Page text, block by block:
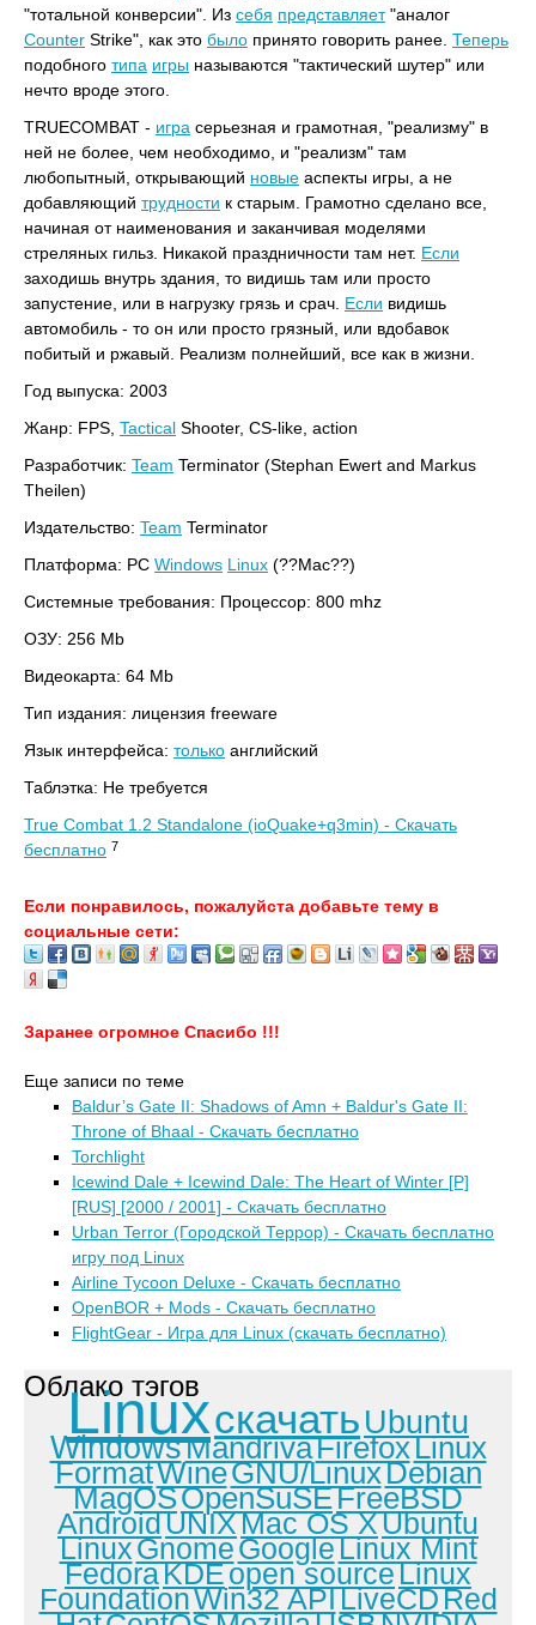
"тотальной конверсии". Из себя представляет"аналог
Counter Strike", как это было принято говорить ранее. Теперь
подобного типа игры называются "тактический шутер" или
нечто вроде этого.
TRUECOMBAT - игра серьезная и грамотная, "реализму" в
ней не более, чем необходимо, и "реализм" там
любопытный, открывающий новые аспекты игры, а не
добавляющий трудности к старым. Грамотно сделано все,
начиная от наименования и заканчивая моделями
стреляных гильз. Никакой праздничности там нет. Если
заходишь внутрь здания, то видишь там или просто
запустение, или в нагрузку грязь и срач. Если видишь
автомобиль - то он или просто грязный, или вдобавок
побитый и ржавый. Реализм полнейший, все как в жизни.
Год выпуска: 2003
Жанр: FPS, Tactical Shooter, CS-like, action
Разработчик: Team Terminator (Stephan Ewert and Markus
Theilen)
Издательство: Team Terminator
Платформа: PC Windows Linux (??Mac??)
Системные требования: Процессор: 800 mhz
ОЗУ: 256 Mb
Видеокарта: 64 Mb
Тип издания: лицензия freeware
Язык интерфейса: только английский
Таблэтка: Не требуется
True Combat 1.2 Standalone (ioQuake+q3min) - Скачать
бесплатно 7
Если понравилось, пожалуйста добавьте тему в
социальные сети:
Заранее огромное Спасибо !!!
Еще записи по теме
Baldur’s Gate II: Shadows of Amn + Baldur's Gate II:
Throne of Bhaal - Скачать бесплатно
Torchlight
Icewind Dale + Icewind Dale: The Heart of Winter [P]
[RUS] [2000 / 2001] - Скачать бесплатно
Urban Terror (Городской Террор) - Скачать бесплатно
игру под Linux
Airline Tycoon Deluxe - Скачать бесплатно
OpenBOR + Mods - Скачать бесплатно
FlightGear - Игра для Linux (скачать бесплатно)
Облако тэгов
Linuxскачать Ubuntu
WindowsMandrivaFirefoxLinux
FormatWineGNU/LinuxDebian
MagOSOpenSuSEFreeBSD
AndroidUNIXMac OS XUbuntu
LinuxGnomeGoogleLinux Mint
FedoraKDEopen sourceLinux
FoundationWin32 APILiveCDRed